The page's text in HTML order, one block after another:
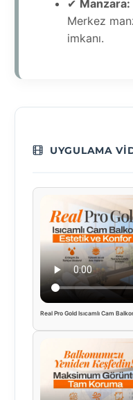
✔ Manzara:
Merkez
imkanı.
UYGULAMA
Real Pro Gold Isıcamlı Cam